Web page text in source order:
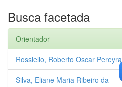
Busca facetada
Orientador
Rossiello, Roberto Oscar Pereyra
Silva, Eliane Maria Ribeiro da